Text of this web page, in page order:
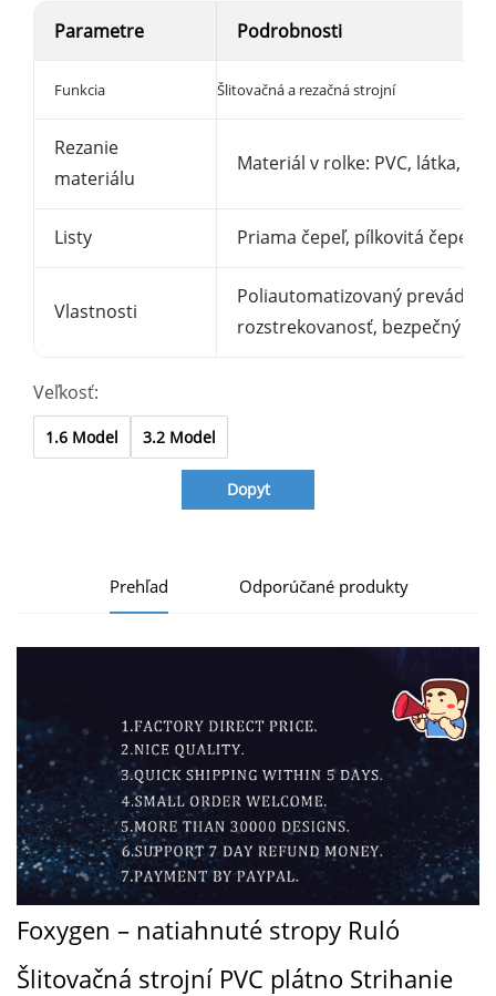
Parametre Podrobnosti
Funkcia Šlitovačná a rezačná strojní
Rezanie
materiálu
Materiál v rolke: PVC, látka,
Listy Priama čepeľ, pílkovitá čepeľ
Vlastnosti
Poliautomatizovaný
rozstrekovanosť, bezpečný v
Veľkosť:
1.6 Model 3.2 Model
Dopyt
Prehľad Odporúčané produkty
Foxygen – natiahnuté stropy Ruló
Šlitovačná strojní PVC plátno Strihanie